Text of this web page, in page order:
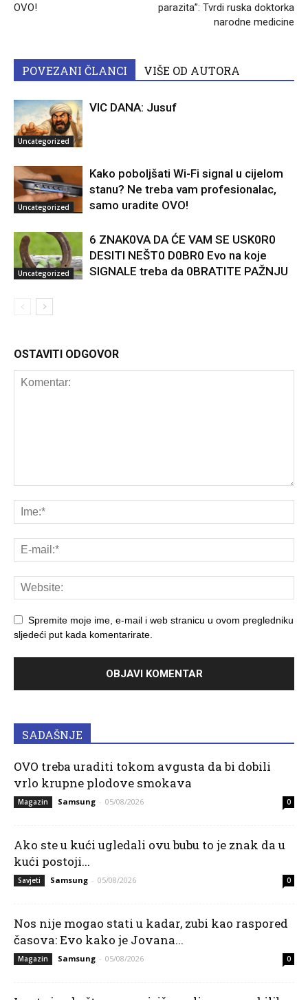
OVO!
parazita”: Tvrdi ruska doktorka
narodne medicine
POVEZANI ČLANCI VIŠE OD AUTORA
Uncategorized
VIC DANA: Jusuf
Uncategorized
Kako poboljšati Wi-Fi signal u cijelom
stanu? Ne treba vam profesionalac,
samo uradite OVO!
Uncategorized
6 ZNAK0VA DA ĆE VAM SE USK0R0
DESITI NEŠT0 D0BR0 Evo na koje
SIGNALE treba da 0BRATITE PAŽNJU
OSTAVITI ODGOVOR
Spremite moje ime, e-mail i web stranicu u ovom pregledniku
sljedeći put kada komentarirate.
SADAŠNJE
OVO treba uraditi tokom avgusta da bi dobili
vrlo krupne plodove smokava
Magazin Samsung - 05/08/2026 0
Ako ste u kući ugledali ovu bubu to je znak da u
kući postoji...
Savjeti Samsung - 05/08/2026 0
Nos nije mogao stati u kadar, zubi kao raspored
časova: Evo kako je Jovana...
Magazin Samsung - 05/08/2026 0